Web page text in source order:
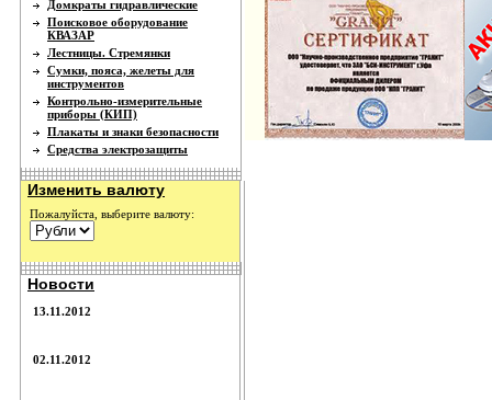
Домкраты гидравлические
Поисковое оборудование
КВАЗАР
Лестницы. Стремянки
Сумки, пояса, желеты для
инструментов
Контрольно-измерительные
приборы (КИП)
Плакаты и знаки безопасности
Средства электрозащиты
Изменить валюту
Пожалуйста, выберите валюту:
Новости
13.11.2012
02.11.2012